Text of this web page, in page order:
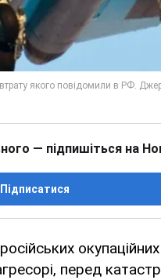
— підпишіться на
Підписатися
російських
перед